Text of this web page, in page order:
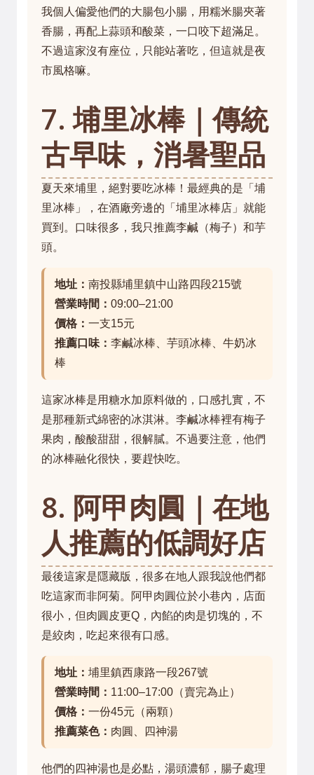
我個人偏愛他們的大腸包小腸，用糯米腸夾著
香腸，再配上蒜頭和酸菜，一口咬下超滿足。
不過這家沒有座位，只能站著吃，但這就是夜
市風格嘛。
7. 埔里冰棒｜傳統
古早味，消暑聖品
夏天來埔里，絕對要吃冰棒！最經典的是「埔
里冰棒」，在酒廠旁邊的「埔里冰棒店」就能
買到。口味很多，我只推薦李鹹（梅子）和芋
頭。
地址： 南投縣埔里鎮中山路四段215號
營業時間： 09:00–21:00
價格： 一支15元
推薦口味： 李鹹冰棒、芋頭冰棒、牛奶冰
棒
這家冰棒是用糖水加原料做的，口感扎實，不
是那種新式綿密的冰淇淋。李鹹冰棒裡有梅子
果肉，酸酸甜甜，很解膩。不過要注意，他們
的冰棒融化很快，要趕快吃。
8. 阿甲肉圓｜在地
人推薦的低調好店
最後這家是隱藏版，很多在地人跟我說他們都
吃這家而非阿菊。阿甲肉圓位於小巷內，店面
很小，但肉圓皮更Q，內餡的肉是切塊的，不
是絞肉，吃起來很有口感。
地址： 埔里鎮西康路一段267號
營業時間： 11:00–17:00（賣完為止）
價格： 一份45元（兩顆）
推薦菜色： 肉圓、四神湯
他們的四神湯也是必點，湯頭濃郁，腸子處理